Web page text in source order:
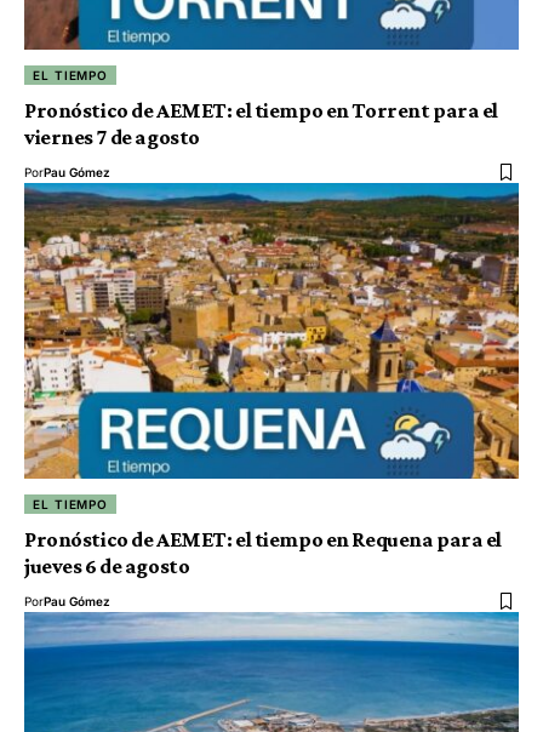
EL TIEMPO
Pronóstico de AEMET: el tiempo en Torrent para el
viernes 7 de agosto
PorPau Gómez
EL TIEMPO
Pronóstico de AEMET: el tiempo en Requena para el
jueves 6 de agosto
PorPau Gómez